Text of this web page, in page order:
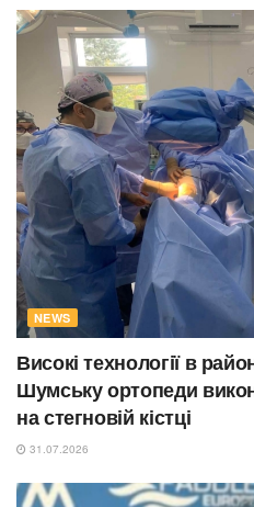
NEWS
Високі технології в
Шумську ортопеди
на стегновій кістці
31.07.2026